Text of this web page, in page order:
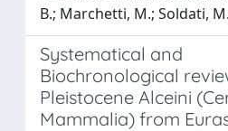
B.; Marchetti, M.; Soldati,
Systematical and
Biochronological
Pleistocene Alceini
Mammalia) from